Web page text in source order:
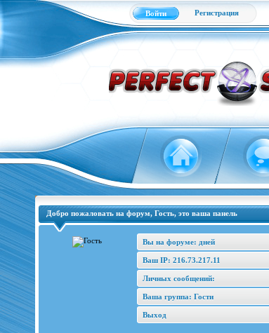
Войти Регистрация
Добро пожаловать на форум, Гость, это ваша панель
Вы на форуме: дней
Ваш IP: 216.73.217.11
Личных сообщений:
Ваша группа: Гости
Выход